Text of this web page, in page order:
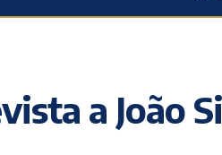
a João